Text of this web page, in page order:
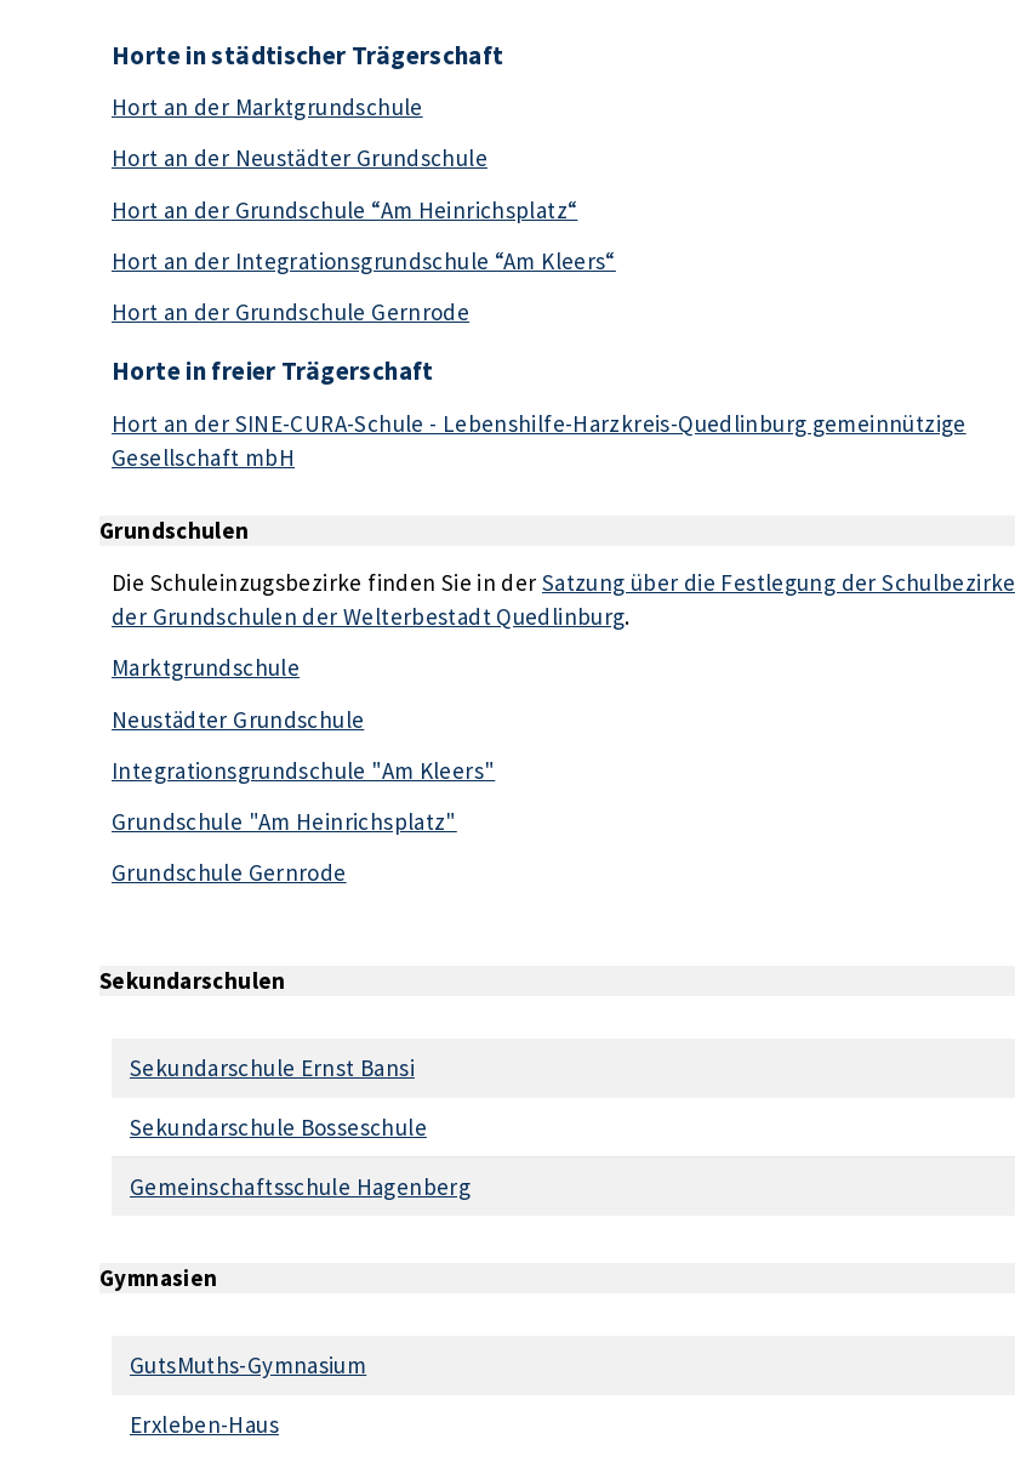
Horte in städtischer Trägerschaft
Hort an der Marktgrundschule
Hort an der Neustädter Grundschule
Hort an der Grundschule “Am Heinrichsplatz“
Hort an der Integrationsgrundschule “Am Kleers“
Hort an der Grundschule Gernrode
Horte in freier Trägerschaft
Hort an der SINE-CURA-Schule - Lebenshilfe-Harzkreis-Quedlinburg gemeinnützige
Gesellschaft mbH
Grundschulen
Die Schuleinzugsbezirke finden Sie in der Satzung über die Festlegung der Schulbezirke
der Grundschulen der Welterbestadt Quedlinburg.
Marktgrundschule
Neustädter Grundschule
Integrationsgrundschule "Am Kleers"
Grundschule "Am Heinrichsplatz"
Grundschule Gernrode
Sekundarschulen
Sekundarschule Ernst Bansi
Sekundarschule Bosseschule
Gemeinschaftsschule Hagenberg
Gymnasien
GutsMuths-Gymnasium
Erxleben-Haus